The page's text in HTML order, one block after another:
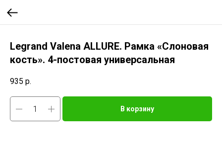
Legrand Valena ALLURE. Рамка «Слоновая
кость». 4-постовая универсальная
935 р.
В корзину